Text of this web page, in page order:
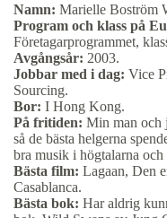
Namn: Marielle Boström
Program och klass på
Företagarprogrammet,
Avgångsår: 2003.
Jobbar med i dag: Vice
Sourcing.
Bor: I Hong Kong.
På fritiden: Min man och
så de bästa helgerna
bra musik i högtalarna
Bästa film: Lagaan, Den
Casablanca.
Bästa bok: Har aldrig